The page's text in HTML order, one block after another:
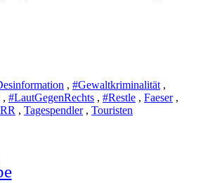
, #Gewaltkriminalität ,
, #LautGegenRechts , #Restle , Faeser,
, Tagespendler, Touristen